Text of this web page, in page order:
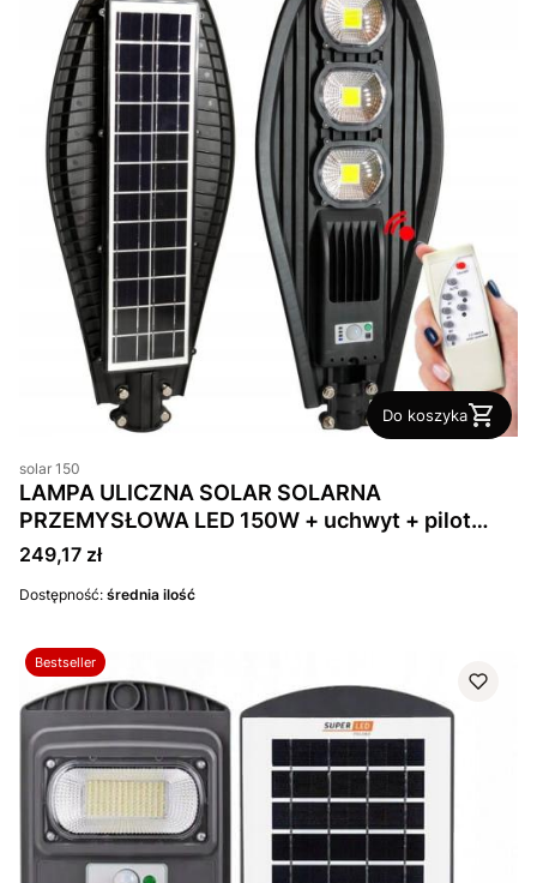
Do koszyka
solar 150
LAMPA ULICZNA SOLAR SOLARNA
PRZEMYSŁOWA LED 150W + uchwyt + pilot
IP66
Cena
249,17 zł
Dostępność: średnia ilość
Bestseller